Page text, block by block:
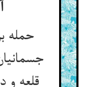
حمله
قلعه و